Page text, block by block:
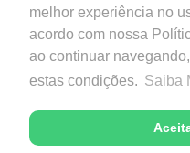
melhor experiência no
acordo com nossa
ao continuar
estas condições. Saiba
Copyright © 2026 -